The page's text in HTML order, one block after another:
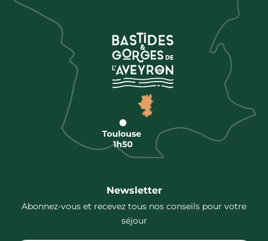
Newsletter
Abonnez-vous et recevez tous nos conseils pour votre
séjour